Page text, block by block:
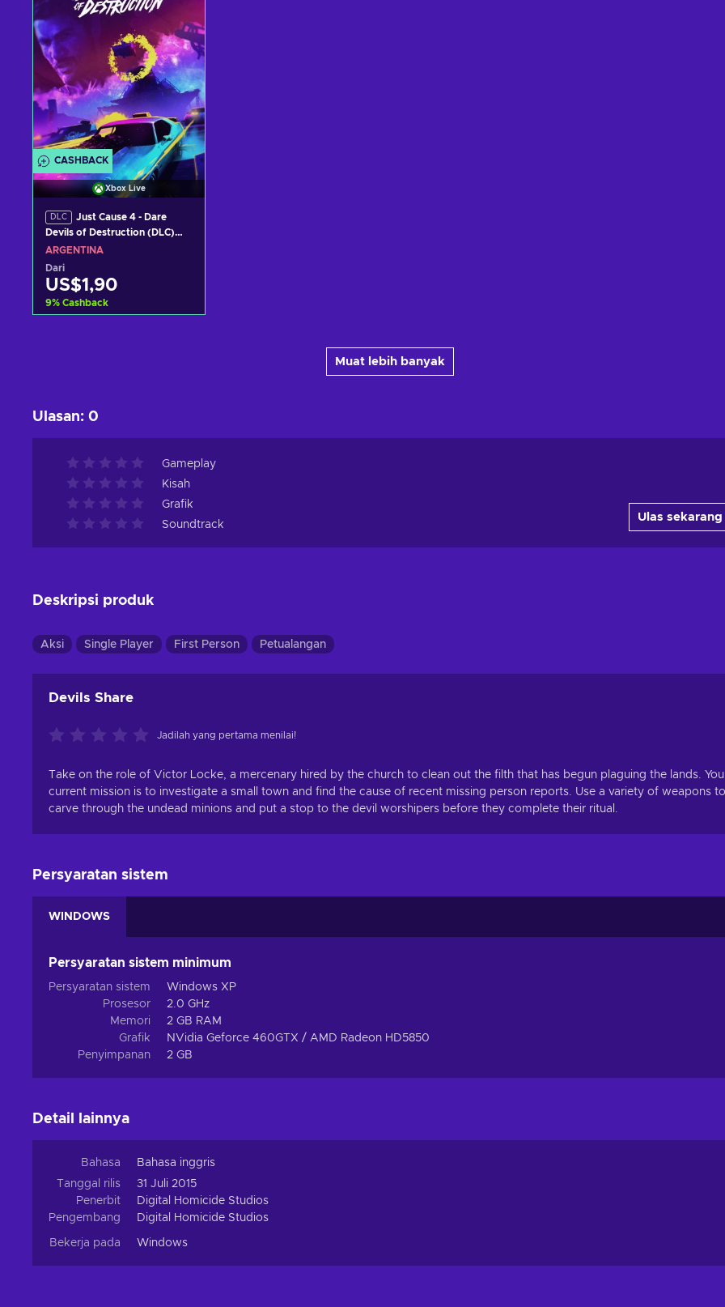
Lihat penawaran
CASHBACK
Xbox Live
DLC
Just Cause 4 - Dare
Devils of Destruction (DLC)
PC/XBOX LIVE Key
ARGENTINA
ARGENTINA
Dari
US$1,90
9% Cashback
Muat lebih banyak
Ulasan: 0
Gameplay
Kisah
Grafik
Soundtrack
Ulas sekarang
Deskripsi produk
Aksi Single Player First Person Petualangan
Devils Share
Jadilah yang pertama menilai!
Take on the role of Victor Locke, a mercenary hired by the church to clean out the filth that has begun plaguing the lands.
current mission is to investigate a small town and find the cause of recent missing person reports. Use a variety of weapons to
carve through the undead minions and put a stop to the devil worshipers before they complete their ritual.
Persyaratan sistem
WINDOWS
Persyaratan sistem minimum
Persyaratan sistem
Windows XP
Prosesor
2.0 GHz
Memori
2 GB RAM
Grafik
NVidia Geforce 460GTX / AMD Radeon HD5850
Penyimpanan
2 GB
Detail lainnya
Bahasa
Bahasa inggris
Tanggal rilis
31 Juli 2015
Penerbit
Digital Homicide Studios
Pengembang
Digital Homicide Studios
Bekerja pada Windows